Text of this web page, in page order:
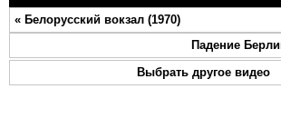
Play
« Белорусский вокзал (1970)
Падение
Выбрать другое видео